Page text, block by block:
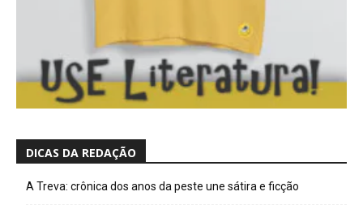
DICAS DA REDAÇÃO
A Treva: crônica dos anos da peste une sátira e ficção